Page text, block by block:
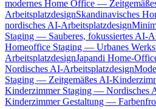
modernes Home Office —
ArbeitsplatzdesignSkandinavisches
nordisches AI-Arbeitsplatzdesign
Staging — Sauberes, fokussiertes AI-
Homeoffice Staging — Urbanes
ArbeitsplatzdesignJapandi Home-
Nordisches AI-Arbeitsplatzdesign
Staging — Zeitgemäßes AI-
Kinderzimmer Staging — Nordisches
Kinderzimmer Gestaltung —